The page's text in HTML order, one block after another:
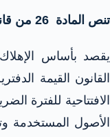
تنص المادة 26 من قانون الضرائب :
القانون القيمة
الافتتاحية للفترة
الأصول المستخدمة